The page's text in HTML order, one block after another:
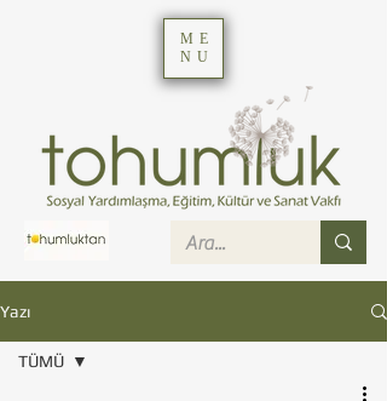
ME
NU
Yazı
TÜMÜ